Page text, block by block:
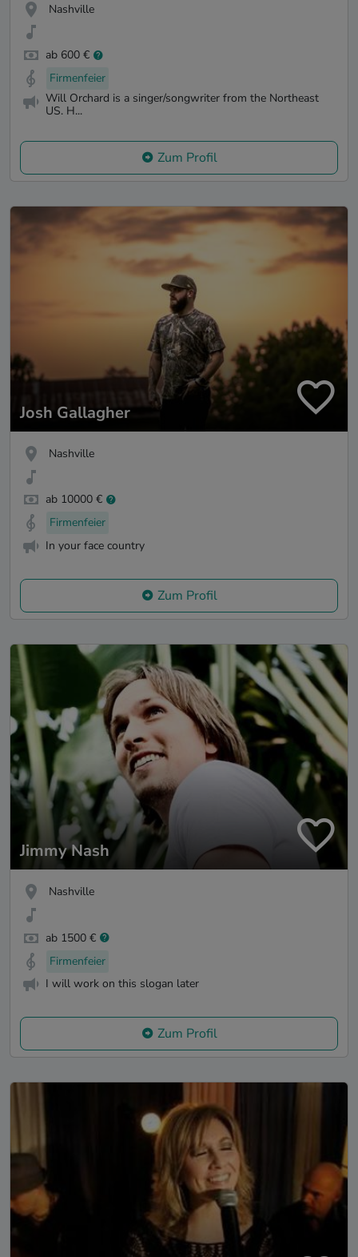
Nashville
ab 600 €
Firmenfeier
Will Orchard is a singer/songwriter from the Northeast
US. H...
Zum Profil
Josh Gallagher
Nashville
ab 10000 €
Firmenfeier
In your face country
Zum Profil
Jimmy Nash
Nashville
ab 1500 €
Firmenfeier
I will work on this slogan later
Zum Profil